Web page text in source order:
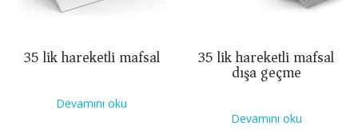
35 lik hareketli mafsal
Devamını oku
35 lik hareketli mafsal
dışa geçme
Devamını oku